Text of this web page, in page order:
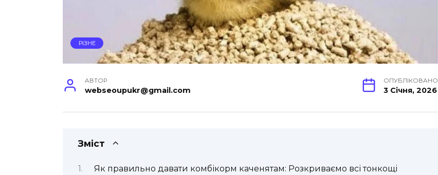
РІЗНЕ
АВТОР
webseoupukr@gmail.com
ОПУБЛІКОВАНО
3 Січня, 2026
Зміст
Як правильно давати комбікорм каченятам: Розкриваємо всі тонкощі